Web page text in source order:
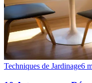
Techniques de Jardinage6